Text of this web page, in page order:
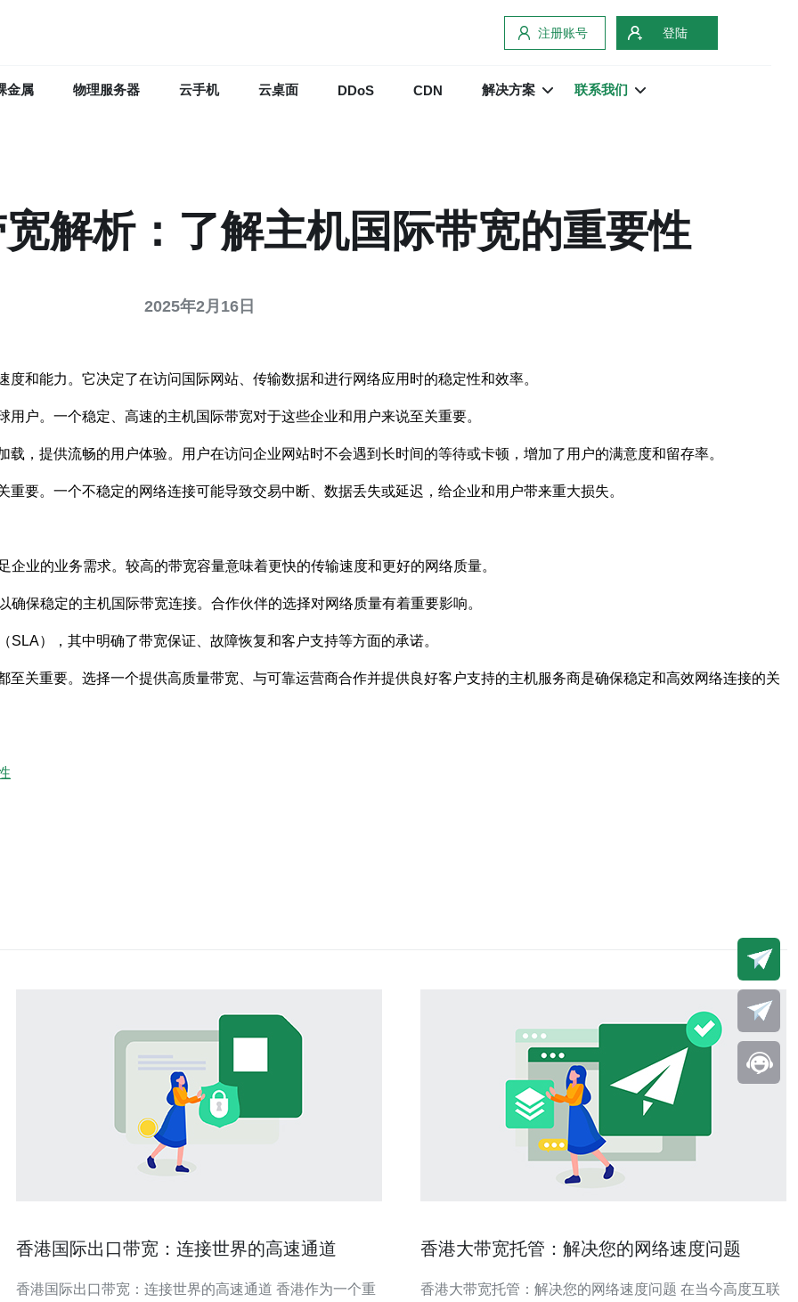
注册账号 登陆
金属 物理服务器 云手机 云桌面 DDoS CDN 解决方案 联系我们
解析：了解主机国际带宽的重要性
2025年2月16日
和能力。它决定了在访问国际网站、传输数据和进行网络应用时的稳定性和效率。
户。一个稳定、高速的主机国际带宽对于这些企业和用户来说至关重要。
，提供流畅的用户体验。用户在访问企业网站时不会遇到长时间的等待或卡顿，增加了用户的满意度和留存率。
要。一个不稳定的网络连接可能导致交易中断、数据丢失或延迟，给企业和用户带来重大损失。
业的业务需求。较高的带宽容量意味着更快的传输速度和更好的网络质量。
保稳定的主机国际带宽连接。合作伙伴的选择对网络质量有着重要影响。
），其中明确了带宽保证、故障恢复和客户支持等方面的承诺。
关重要。选择一个提供高质量带宽、与可靠运营商合作并提供良好客户支持的主机服务商是确保稳定和高效网络连接的关
香港国际出口带宽：连接世界的高速通道
香港国际出口带宽：连接世界的高速通道 香港作为一个重
香港大带宽托管：解决您的网络速度问题
香港大带宽托管：解决您的网络速度问题 在当今高度互联